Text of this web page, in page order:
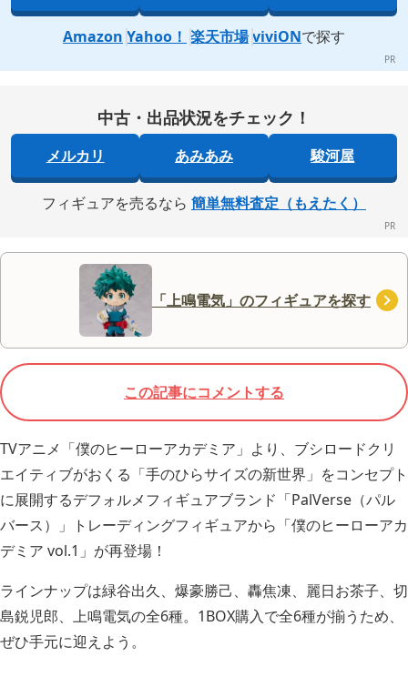
Amazon Yahoo！ 楽天市場 viviONで探す
中古・出品状況をチェック！
メルカリ あみあみ 駿河屋
フィギュアを売るなら 簡単無料査定（もえたく）
「上鳴電気」のフィギュアを探す
この記事にコメントする
TVアニメ「僕のヒーローアカデミア」より、ブシロードクリ
エイティブがおくる「手のひらサイズの新世界」をコンセプト
に展開するデフォルメフィギュアブランド「PalVerse（パル
バース）」トレーディングフィギュアから「僕のヒーローアカ
デミア vol.1」が再登場！
ラインナップは緑谷出久、爆豪勝己、轟焦凍、麗日お茶子、切
島鋭児郎、上鳴電気の全6種。1BOX購入で全6種が揃うため、
ぜひ手元に迎えよう。